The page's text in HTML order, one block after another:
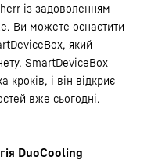
із задоволенням
Ви можете оснастити
який
SmartDeviceBox
кроків, і він відкриє
вже сьогодні.
DuoCooling